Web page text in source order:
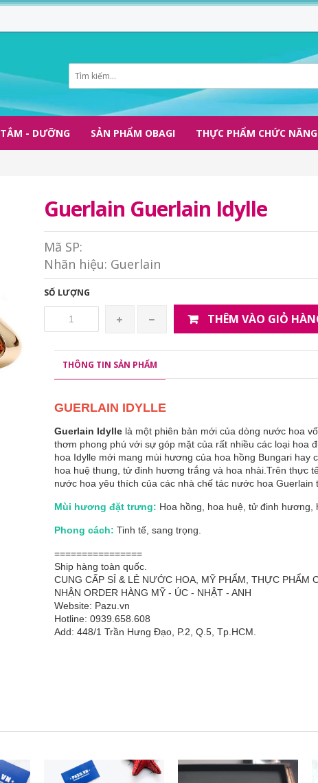
TẮM - DƯỠNG SẢN PHẨM OBAGI THỰC PHẨM CHỨC NĂNG
Guerlain Guerlain Idylle
Mã SP:
Nhãn hiệu: Guerlain
SỐ LƯỢNG
THÊM VÀO GIỎ
THÔNG TIN SẢN PHẨM
GUERLAIN IDYLLE
Guerlain Idylle là một phiên bản mới của dòng nước hoa
thơm phong phú với sự góp mặt của rất nhiều các loại hoa
hoa Idylle mới mang mùi hương của hoa hồng Bungari
hoa huệ thung, tử đinh hương trắng và hoa nhài.Trên thực
nước hoa yêu thích của các nhà chế tác nước hoa Guerlain
Mùi hương đặt trưng: Hoa hồng, hoa huệ, tử đinh hương,
Phong cách: Tinh tế, sang trọng.
================
Ship hàng toàn quốc.
CUNG CẤP SỈ & LẺ NƯỚC HOA, MỸ PHẨM, THỰC PHẨM
NHẬN ORDER HÀNG MỸ - ÚC - NHẬT - ANH
Website: Pazu.vn
Hotline: 0939.658.608
Add: 448/1 Trần Hưng Đạo, P.2, Q.5, Tp.HCM.